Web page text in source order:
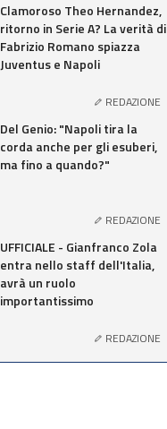
Clamoroso Theo Hernandez,
ritorno in Serie A? La verità di
Fabrizio Romano spiazza
Juventus e Napoli
REDAZIONE
Del Genio: "Napoli tira la
corda anche per gli esuberi,
ma fino a quando?"
REDAZIONE
UFFICIALE - Gianfranco Zola
entra nello staff dell'Italia,
avrà un ruolo
importantissimo
REDAZIONE